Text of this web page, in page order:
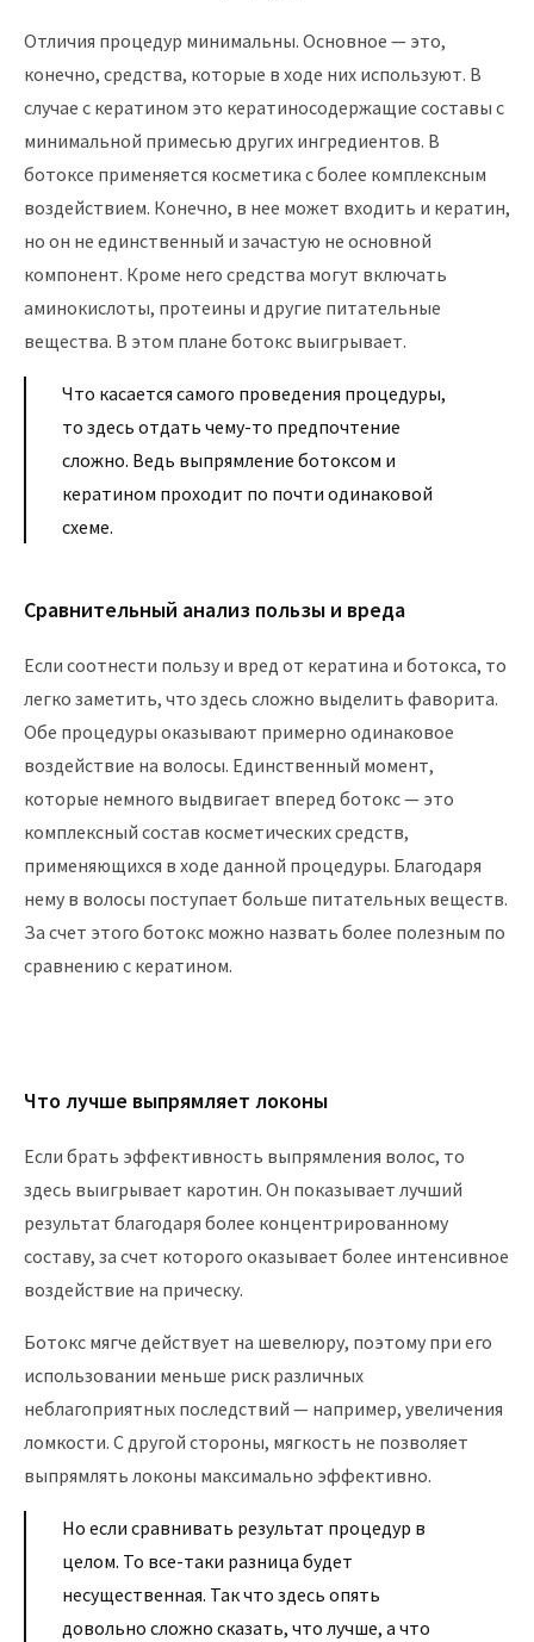
Отличия процедур минимальны. Основное — это,
конечно, средства, которые в ходе них используют. В
случае с кератином это кератиносодержащие составы с
минимальной примесью других ингредиентов. В
ботоксе применяется косметика с более комплексным
воздействием. Конечно, в нее может входить и кератин,
но он не единственный и зачастую не основной
компонент. Кроме него средства могут включать
аминокислоты, протеины и другие питательные
вещества. В этом плане ботокс выигрывает.
Что касается самого проведения процедуры,
то здесь отдать чему-то предпочтение
сложно. Ведь выпрямление ботоксом и
кератином проходит по почти одинаковой
схеме.
Сравнительный анализ пользы и вреда
Если соотнести пользу и вред от кератина и ботокса, то
легко заметить, что здесь сложно выделить фаворита.
Обе процедуры оказывают примерно одинаковое
воздействие на волосы. Единственный момент,
которые немного выдвигает вперед ботокс — это
комплексный состав косметических средств,
применяющихся в ходе данной процедуры. Благодаря
нему в волосы поступает больше питательных веществ.
За счет этого ботокс можно назвать более полезным по
сравнению с кератином.
Что лучше выпрямляет локоны
Если брать эффективность выпрямления волос, то
здесь выигрывает каротин. Он показывает лучший
результат благодаря более концентрированному
составу, за счет которого оказывает более интенсивное
воздействие на прическу.
Ботокс мягче действует на шевелюру, поэтому при его
использовании меньше риск различных
неблагоприятных последствий — например, увеличения
ломкости. С другой стороны, мягкость не позволяет
выпрямлять локоны максимально эффективно.
Но если сравнивать результат процедур в
целом. То все-таки разница будет
несущественная. Так что здесь опять
довольно сложно сказать, что лучше, а что